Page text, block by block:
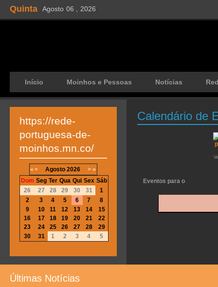
Quinta Agosto 06 , 2026
Início Moinhos e Pessoas Notícias
Calendário de
Eventos para o
https://rede-
portuguesa-de-
moinhos.mn.co/
« < Agosto 2026 > »
Dom Seg Ter Qua Qui Sex Sáb
26
27 28 29 30 31
1
2
3 4 5 6 7
8
9
10 11 12 13 14
15
16
17 18 19 20 21
22
23
24 25 26 27 28
29
30
31 1 2 3 4 5
Últimas Notícias